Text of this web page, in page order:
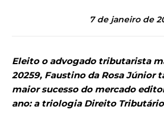
7 de janeiro de
Eleito o advogado tributarista
20259, Faustino da Rosa Júnior
maior sucesso do mercado
ano: a triologia Direito